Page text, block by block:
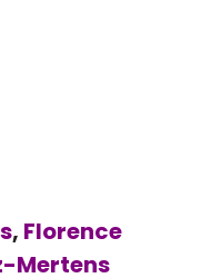
, Florence
Mertens